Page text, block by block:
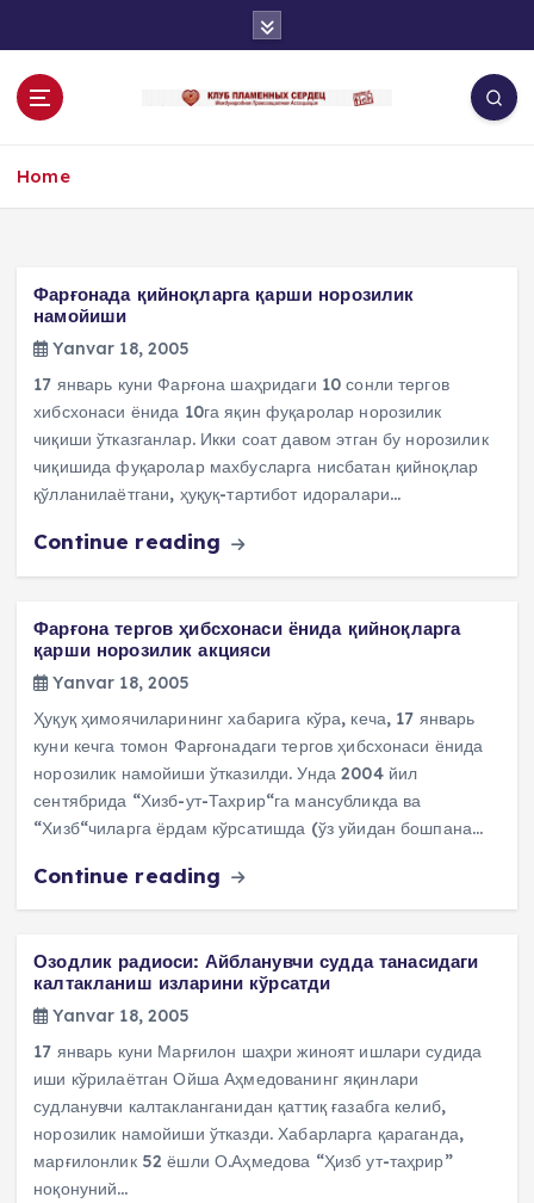
o
Home
Фарғонада қийноқларга қарши норозилик
намойиши
Yanvar 18, 2005
17 январь куни Фарғона шаҳридаги 10 сонли тергов
хибсхонаси ёнида 10га яқин фуқаролар норозилик
чиқиши ўтказганлар. Икки соат давом этган бу норозилик
чиқишида фуқаролар махбусларга нисбатан қийноқлар
қўлланилаётгани, ҳуқуқ-тартибот идоралари…
Continue reading
Фарғона тергов ҳибсхонаси ёнида қийноқларга
қарши норозилик акцияси
Yanvar 18, 2005
Ҳуқуқ ҳимоячиларининг хабарига кўра, кеча, 17 январь
куни кечга томон Фарғонадаги тергов ҳибсхонаси ёнида
норозилик намойиши ўтказилди. Унда 2004 йил
сентябрида “Хизб-ут-Тахрир“га мансубликда ва
“Хизб“чиларга ёрдам кўрсатишда (ўз уйидан бошпана…
Continue reading
Озодлик радиоси: Айбланувчи судда танасидаги
калтакланиш изларини кўрсатди
Yanvar 18, 2005
17 январь куни Марғилон шаҳри жиноят ишлари судида
иши кўрилаётган Ойша Аҳмедованинг яқинлари
судланувчи калтакланганидан қаттиқ ғазабга келиб,
норозилик намойиши ўтказди. Хабарларга қараганда,
марғилонлик 52 ёшли О.Аҳмедова “Ҳизб ут-таҳрир”
ноқонуний…